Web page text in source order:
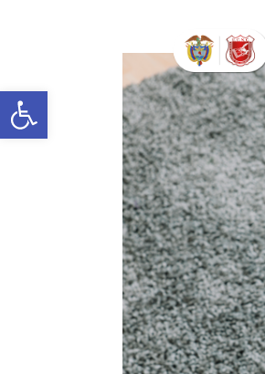
Open toolbar